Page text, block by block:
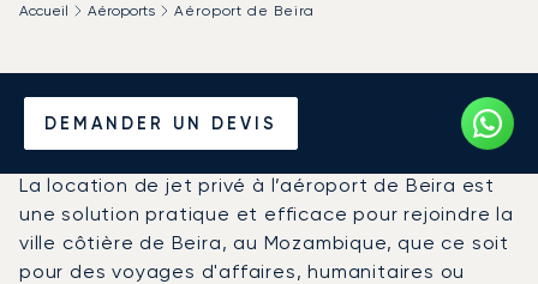
DEMANDER UN DEVIS
Accueil Aéroports Aéroport de Beira
Louer un Jet Privé de/vers
l'Aéroport de Beira
La location de jet privé à l’aéroport de Beira est
une solution pratique et efficace pour rejoindre la
ville côtière de Beira, au Mozambique, que ce soit
pour des voyages d'affaires, humanitaires ou